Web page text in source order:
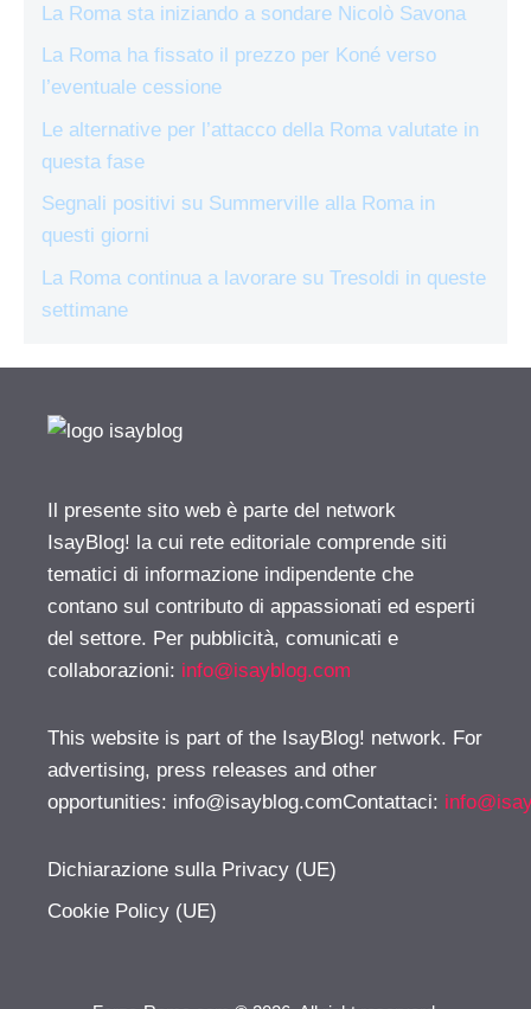
La Roma sta iniziando a sondare Nicolò Savona
La Roma ha fissato il prezzo per Koné verso
l’eventuale cessione
Le alternative per l’attacco della Roma valutate in
questa fase
Segnali positivi su Summerville alla Roma in
questi giorni
La Roma continua a lavorare su Tresoldi in queste
settimane
Il presente sito web è parte del network
IsayBlog! la cui rete editoriale comprende siti
tematici di informazione indipendente che
contano sul contributo di appassionati ed esperti
del settore. Per pubblicità, comunicati e
collaborazioni: info@isayblog.com
This website is part of the IsayBlog! network. For
advertising, press releases and other
opportunities: info@isayblog.comContattaci:
Dichiarazione sulla Privacy (UE)
Cookie Policy (UE)